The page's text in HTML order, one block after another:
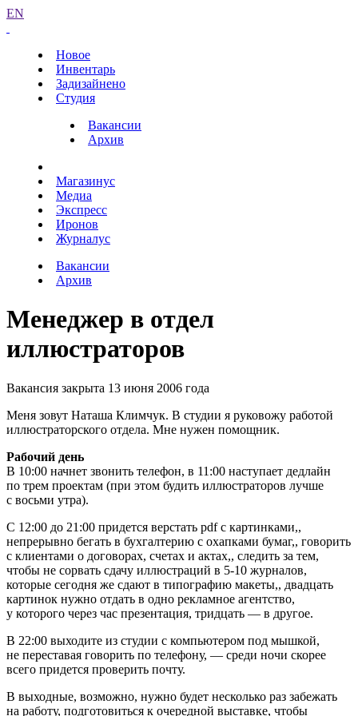
EN
Новое
Инвентарь
Задизайнено
Студия
Вакансии
Архив
Магазинус
Медиа
Экспресс
Иронов
Журналус
Вакансии
Архив
Менеджер в отдел
иллюстраторов
Вакансия закрыта 13 июня 2006 года
Меня зовут Наташа Климчук. В студии я руковожу работой
иллюстраторского отдела. Мне нужен помощник.
Рабочий день
В 10:00 начнет звонить телефон, в 11:00 наступает дедлайн
по трем проектам (при этом будить иллюстраторов лучше
с восьми утра).
С 12:00 до 21:00 придется верстать pdf с картинками,,
непрерывно бегать в бухгалтерию с охапками бумаг,, говорить
с клиентами о договорах, счетах и актах,, следить за тем,
чтобы не сорвать сдачу иллюстраций в 5-10 журналов,
которые сегодня же сдают в типографию макеты,, двадцать
картинок нужно отдать в одно рекламное агентство,
у которого через час презентация, тридцать — в другое.
В 22:00 выходите из студии с компьютером под мышкой,
не переставая говорить по телефону, — среди ночи скорее
всего придется проверить почту.
В выходные, возможно, нужно будет несколько раз забежать
на работу, подготовиться к очередной выставке, чтобы